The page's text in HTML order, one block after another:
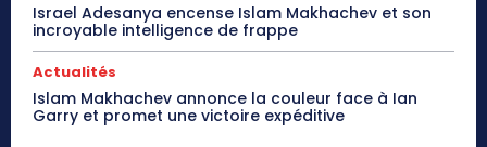
Israel Adesanya encense Islam Makhachev et son
incroyable intelligence de frappe
Actualités
Islam Makhachev annonce la couleur face à Ian
Garry et promet une victoire expéditive